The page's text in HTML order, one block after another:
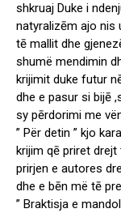
shkruaj Duke i
natyralizēm ajo nis
tē mallit dhe
shumë mendimin
krijimit duke futur
dhe e pasur si bijē
sy pērdorimi me
” Për detin ” kjo
krijim qē priret
prirjen e autores
dhe e bēn më tē
” Braktisja e